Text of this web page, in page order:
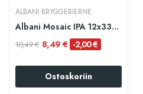
ALBANI BRYGGERIERNE
Albani Mosaic IPA 12x33cl MHD\BB Date 17.07.2026
10,49 € 8,49 € -2,00 €
Ostoskoriin